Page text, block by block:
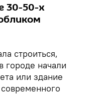
30-50-х
строиться,
городе начали
или здание